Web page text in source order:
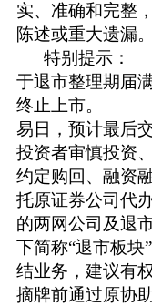
实、准确和完整
陈述或重大遗漏。
特别提示：
于退市整理期届
终止上市。
易日，预计最后
投资者审慎投资
约定购回、融资
托原证券公司代
的两网公司及退
下简称“退市板块
结业务，建议有
摘牌前通过原协